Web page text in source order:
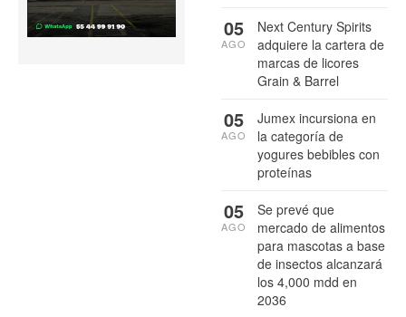
Next Century Spirits
adquiere la cartera de
marcas de licores
Grain & Barrel
05
AGO
Jumex incursiona en
la categoría de
yogures bebibles con
proteínas
05
AGO
Se prevé que
mercado de alimentos
para mascotas a base
de insectos alcanzará
los 4,000 mdd en
2036
05
AGO